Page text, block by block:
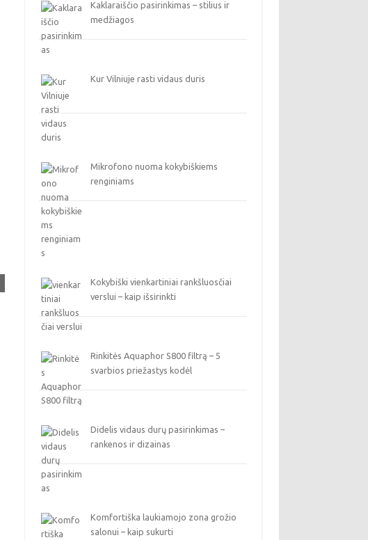
Kaklaraiščio pasirinkimas – stilius ir
medžiagos
Kur Vilniuje rasti vidaus duris
Mikrofono nuoma kokybiškiems
renginiams
Kokybiški vienkartiniai rankšluosčiai
verslui – kaip išsirinkti
Rinkitės Aquaphor S800 filtrą – 5
svarbios priežastys kodėl
Didelis vidaus durų pasirinkimas –
rankenos ir dizainas
Komfortiška laukiamojo zona grožio
salonui – kaip sukurti